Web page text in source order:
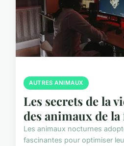
AUTRES ANIMAUX
Les secrets de la
des animaux de
Les animaux nocturnes
fascinantes pour optimiser